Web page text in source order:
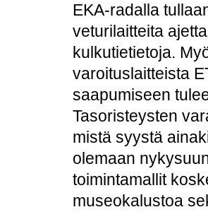
EKA-radalla
veturilaitteita
kulkutietietoja.
varoituslaitteista
saapumiseen
Tasoristeysten
mistä syystä
olemaan
toimintamallit
museokalustoa